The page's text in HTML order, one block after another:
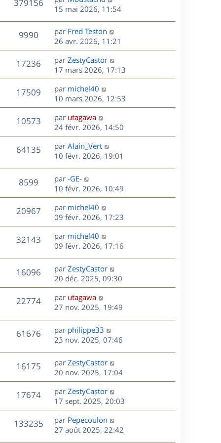
s
a
g
e
m
s
a
e
e
s
i
e
r
m
e
s
a
e
379156
u
e
n
i
e
r
m
e
s
s
a
g
e
15 mai 2026, 11:54
9990V
u
e
s
D
e
r
n
i
e
r
m
e
s
s
a
g
e
par Fred Teston
26 avr. 2026, 11:21
17236V
u
s
D
e
r
n
i
e
r
m
e
s
s
a
g
e
par ZestyCastor
17 mars 2026, 17:13
17509V
u
e
D
e
r
n
i
e
r
m
e
s
s
a
g
e
par michel40
10 mars 2026, 12:53
10573V
u
D
e
r
n
i
e
r
m
e
s
s
a
g
e
par utagawa
24 févr. 2026, 14:50
64135V
u
D
e
n
i
e
r
m
e
s
s
e
par Alain_Vert
10 févr. 2026, 19:01
8599V
u
e
s
D
e
r
n
i
e
r
m
e
s
s
a
g
e
par -GE-
10 févr. 2026, 10:49
20967V
u
e
D
e
r
n
i
e
r
m
e
s
s
e
par michel40
09 févr. 2026, 17:23
32143V
u
e
D
e
n
i
e
r
m
s
a
g
e
par michel40
09 févr. 2026, 17:16
16096V
u
D
e
r
n
i
e
r
m
s
a
e
par ZestyCastor
20 déc. 2025, 09:30
22774V
u
e
s
D
e
n
i
r
m
e
s
a
e
par utagawa
27 nov. 2025, 19:49
61676V
u
e
D
e
n
i
e
r
m
e
s
s
par philippe33
23 nov. 2025, 07:46
16175V
u
s
D
e
r
n
i
e
r
m
e
par ZestyCastor
20 nov. 2025, 17:04
17674V
u
e
D
e
r
n
i
par ZestyCastor
17 sept. 2025, 20:03
133235V
u
D
e
par Pepecoulon
27 août 2025, 22:42